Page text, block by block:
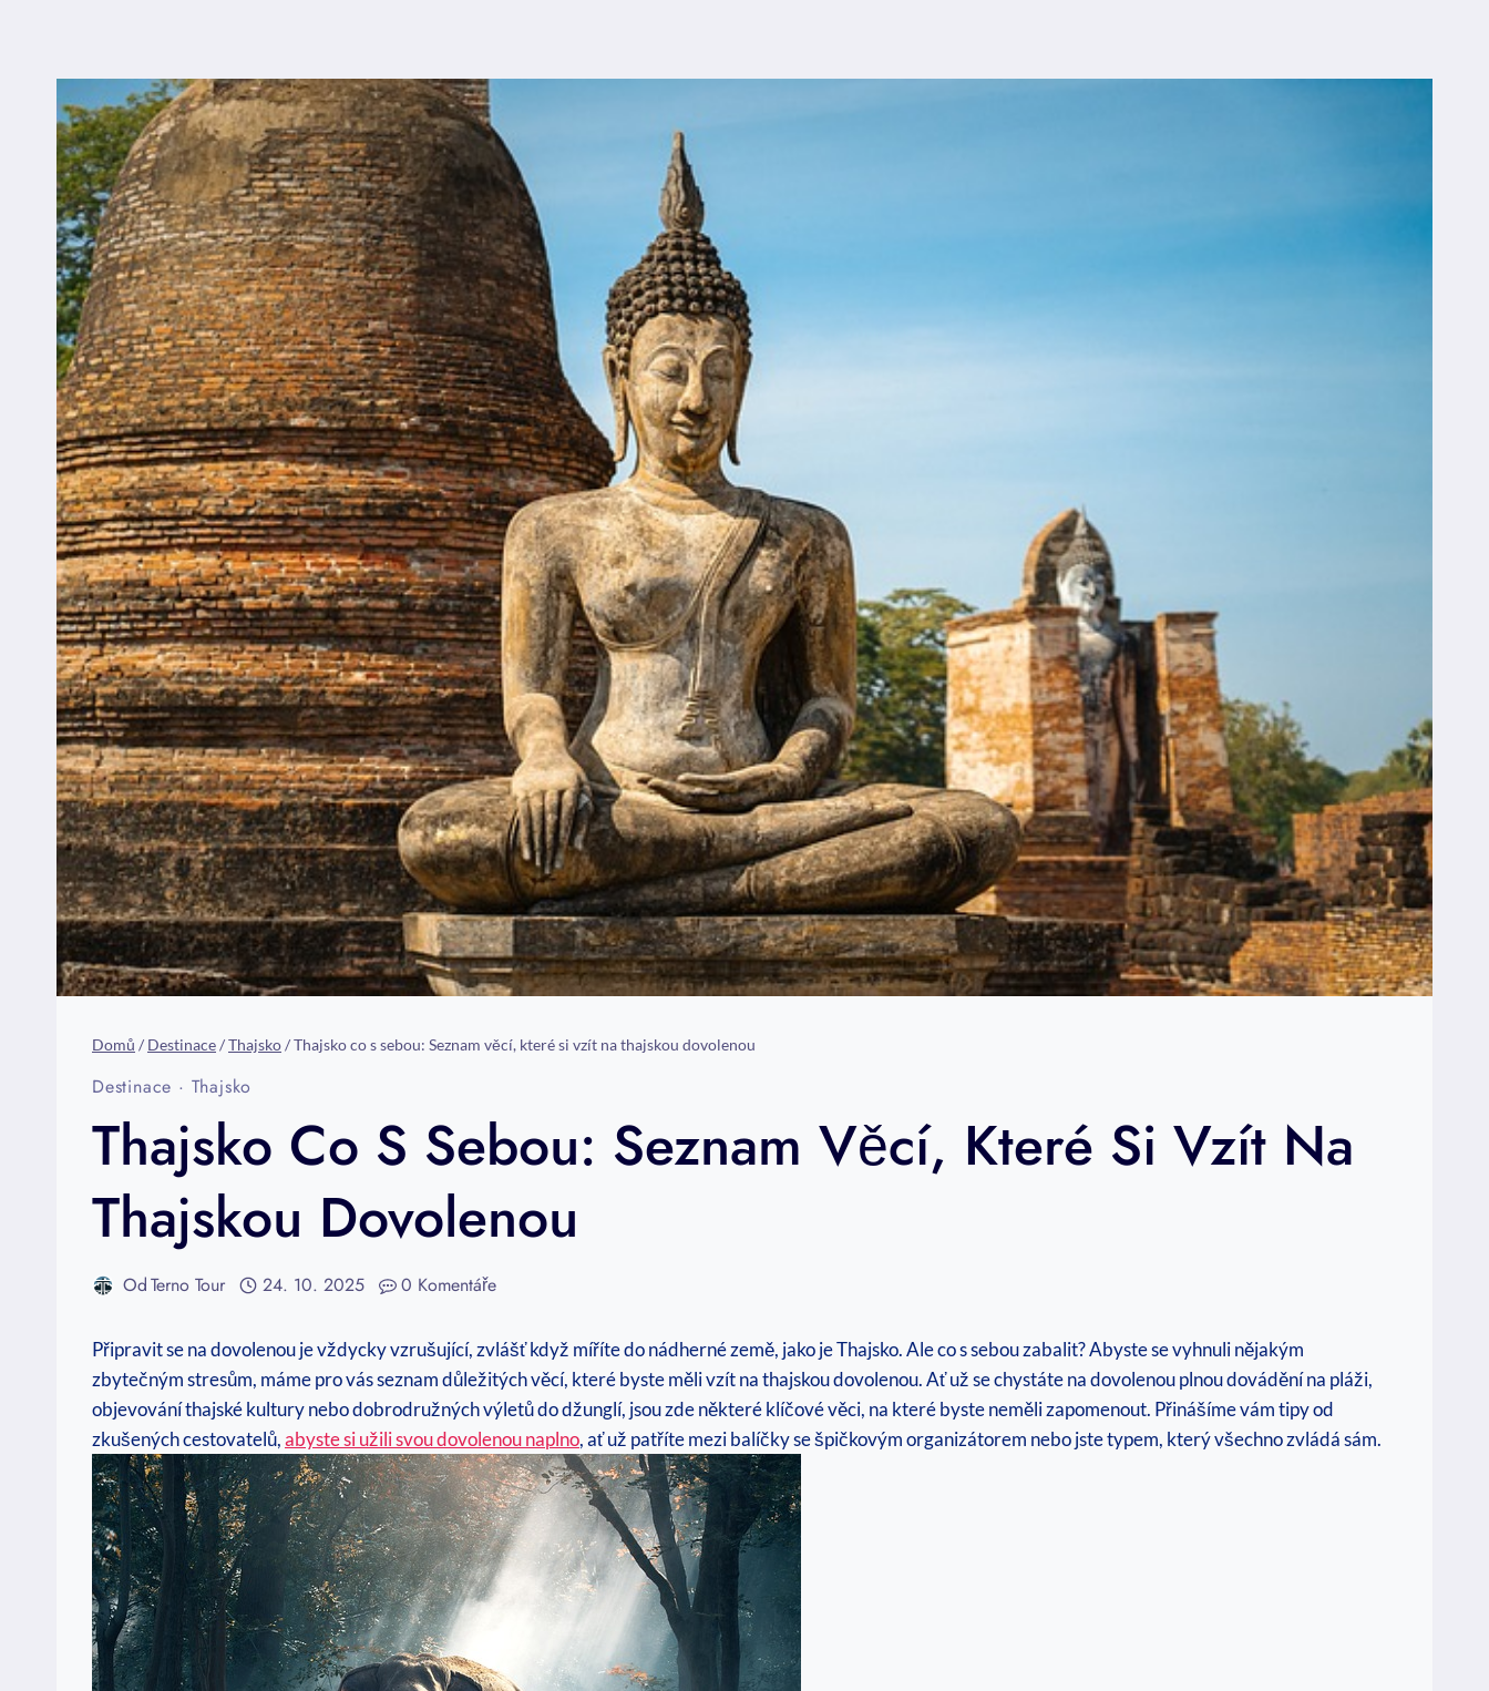
Domů / Destinace/Thajsko/Thajsko co s sebou: Seznam věcí, které si vzít na thajskou dovolenou
Destinace · Thajsko
Thajsko Co S Sebou: Seznam Věcí, Které Si Vzít Na
Thajskou Dovolenou
OdTerno Tour 24. 10. 2025 0 Komentáře
Připravit se na dovolenou je vždycky vzrušující, zvlášť když míříte do nádherné země, jako je Thajsko. Ale co s sebou zabalit? Abyste se vyhnuli nějakým
zbytečným stresům, máme pro vás seznam důležitých věcí, které byste měli vzít na thajskou dovolenou. Ať už se chystáte na dovolenou plnou dovádění na pláži,
objevování thajské kultury nebo dobrodružných výletů do džunglí, jsou zde některé klíčové věci, na které byste neměli zapomenout. Přinášíme vám tipy od
zkušených cestovatelů,abyste si užili svou dovolenou naplno, ať už patříte mezi balíčky se špičkovým organizátorem nebo jste typem, který všechno zvládá sám.